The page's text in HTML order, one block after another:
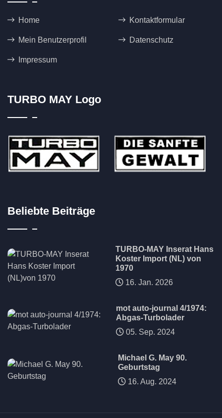
Home Kontaktformular
Mein Benutzerprofil Datenschutz
Impressum
TURBO MAY Logo
Beliebte Beiträge
TURBO-MAY Inserat Hans
Koster Import (NL) von
1970
16. Jan. 2026
mot auto-journal 4/1974:
Abgas-Turbolader
05. Sep. 2024
Michael G. May 90.
Geburtstag
16. Aug. 2024